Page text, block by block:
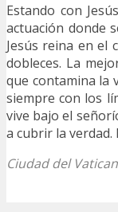
Estando con
actuación donde
Jesús reina en el
dobleces. La
que contamina la
siempre con los
vive bajo el
a cubrir la verdad.
Ciudad del